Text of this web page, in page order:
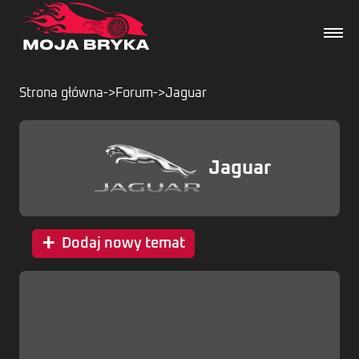
Dane techniczne
Wydarzenia
Forum
Artykuły
Strona główna->Forum->Jaguar
Jaguar
+ Dodaj nowy temat